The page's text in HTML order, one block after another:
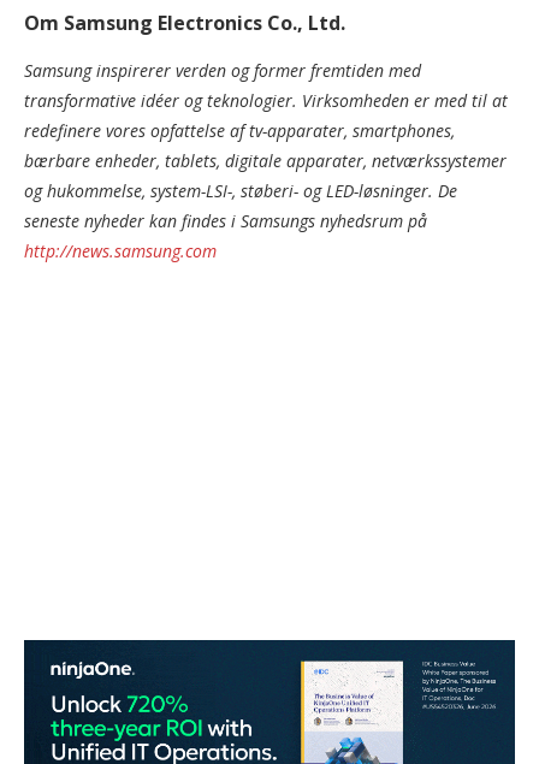
Om Samsung Electronics Co., Ltd.
Samsung inspirerer verden og former fremtiden med
transformative idéer og teknologier. Virksomheden er med til at
redefinere vores opfattelse af tv-apparater, smartphones,
bærbare enheder, tablets, digitale apparater, netværkssystemer
og hukommelse, system-LSI-, støberi- og LED-løsninger. De
seneste nyheder kan findes i Samsungs nyhedsrum på
http://news.samsung.com